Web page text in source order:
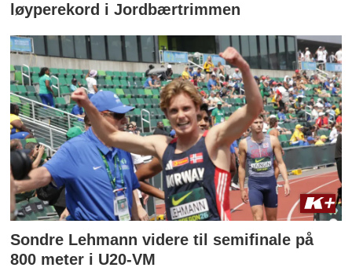
løyperekord i Jordbærtrimmen
Sondre Lehmann videre til semifinale på
800 meter i U20-VM